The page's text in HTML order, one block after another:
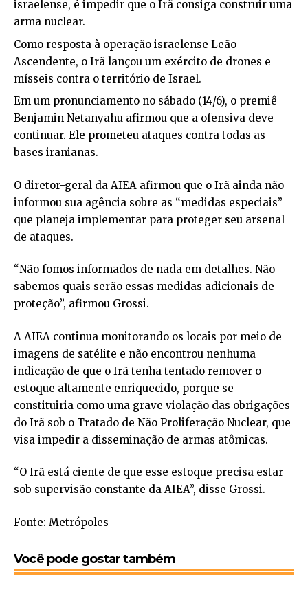
israelense, é impedir que o Irã consiga construir uma
arma nuclear.
Como resposta à operação israelense Leão
Ascendente, o Irã lançou um exército de drones e
mísseis contra o território de Israel.
Em um pronunciamento no sábado (14/6), o premiê
Benjamin Netanyahu afirmou que a ofensiva deve
continuar. Ele prometeu ataques contra todas as
bases iranianas.
O diretor-geral da AIEA afirmou que o Irã ainda não
informou sua agência sobre as “medidas especiais”
que planeja implementar para proteger seu arsenal
de ataques.
“Não fomos informados de nada em detalhes. Não
sabemos quais serão essas medidas adicionais de
proteção”, afirmou Grossi.
A AIEA continua monitorando os locais por meio de
imagens de satélite e não encontrou nenhuma
indicação de que o Irã tenha tentado remover o
estoque altamente enriquecido, porque se
constituiria como uma grave violação das obrigações
do Irã sob o Tratado de Não Proliferação Nuclear, que
visa impedir a disseminação de armas atômicas.
“O Irã está ciente de que esse estoque precisa estar
sob supervisão constante da AIEA”, disse Grossi.
Fonte: Metrópoles
Você pode gostar também